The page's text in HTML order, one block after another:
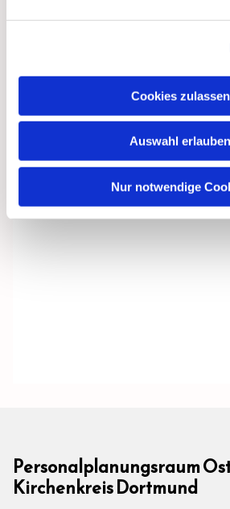
Cookies zulassen
Auswahl erlauben
Nur notwendige
Personalplanungsraum
Kirchenkreis Dortmund